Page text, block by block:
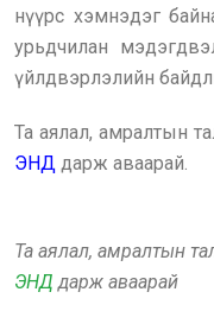
нүүрс хэмнэдэг
урьдчилан
үйлдвэрлэлийн
Та аялал, амралтын
ЭНД дарж аваарай.
Та аялал, амралтын
ЭНД дарж аваарай